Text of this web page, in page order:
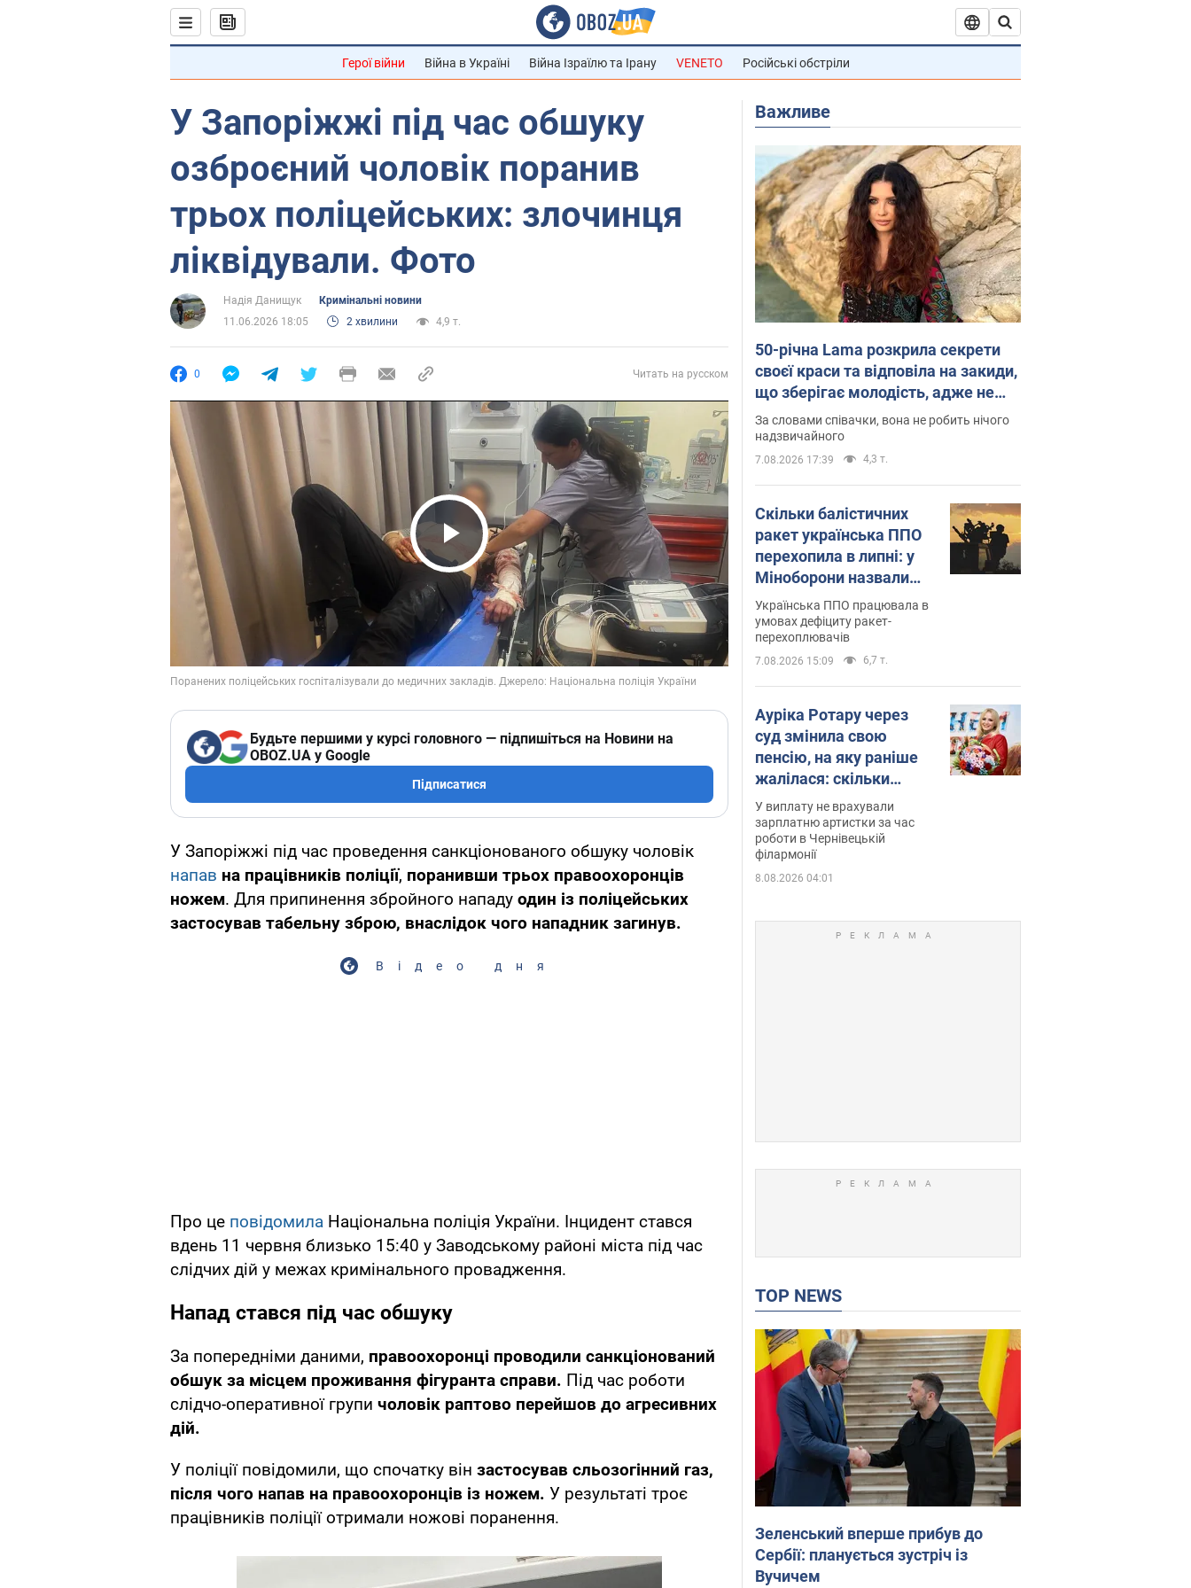
Герої війни Війна в Україні Війна Ізраїлю та Ірану VENETO Російські обстріли
У Запоріжжі під час обшуку
озброєний чоловік поранив
трьох поліцейських: злочинця
ліквідували. Фото
Надія Данищук
Кримінальні новини
11.06.2026 18:05
2 хвилини 4,9 т.
0 Читать на русском
Play Video
Будьте першими у курсі головного — підпишіться на Новини на
OBOZ.UA у Google
Підписатися
У Запоріжжі під час проведення санкціонованого обшуку чоловік
напав на працівників поліції, поранивши трьох правоохоронців
ножем. Для припинення збройного нападу один із поліцейських
застосував табельну зброю, внаслідок чого нападник загинув.
Відео дня
Про це повідомила Національна поліція України. Інцидент стався
вдень 11 червня близько 15:40 у Заводському районі міста під час
слідчих дій у межах кримінального провадження.
Напад стався під час обшуку
За попередніми даними, правоохоронці проводили санкціонований
обшук за місцем проживання фігуранта справи. Під час роботи
слідчо-оперативної групи чоловік раптово перейшов до агресивних
дій.
У поліції повідомили, що спочатку він застосував сльозогінний газ,
після чого напав на правоохоронців із ножем. У результаті троє
працівників поліції отримали ножові поранення.
Важливе
50-річна Lama розкрила секрети
своєї краси та відповіла на закиди,
що зберігає молодість, адже не
має дітей
За словами співачки, вона не робить нічого
надзвичайного
7.08.2026 17:39 4,3 т.
Скільки балістичних
ракет українська ППО
перехопила в липні: у
Міноборони назвали
цифру
Українська ППО працювала в
умовах дефіциту ракет-
перехоплювачів
7.08.2026 15:09 6,7 т.
Ауріка Ротару через
суд змінила свою
пенсію, на яку раніше
жалілася: скільки
отримувала співачка
У виплату не врахували
зарплатню артистки за час
роботи в Чернівецькій
філармонії
8.08.2026 04:01
TOP NEWS
Зеленський вперше прибув до
Сербії: планується зустріч із
Вучичем